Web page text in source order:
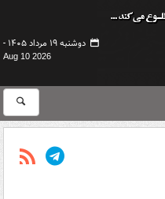
دوشنبه ۱۹ مرداد ۱۴۰۵ -
Aug 10 2026